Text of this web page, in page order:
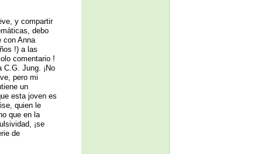
y compartir
debo
con Anna
!) a las
comentario !
C.G. Jung. ¡No
pero mi
un
esta joven es
quien le
que en la
¡se
de